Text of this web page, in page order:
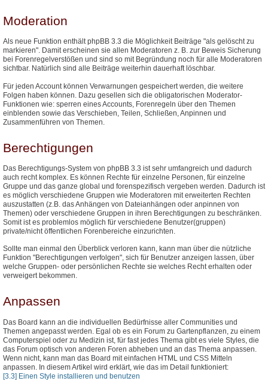
Moderation
Als neue Funktion enthält phpBB 3.3 die Möglichkeit Beiträge "als gelöscht zu
markieren". Damit erscheinen sie allen Moderatoren z. B. zur Beweis Sicherung
bei Forenregelverstößen und sind so mit Begründung noch für alle Moderatoren
sichtbar. Natürlich sind alle Beiträge weiterhin dauerhaft löschbar.
Für jeden Account können Verwarnungen gespeichert werden, die weitere
Folgen haben können. Dazu gesellen sich die obligatorischen Moderator-
Funktionen wie: sperren eines Accounts, Forenregeln über den Themen
einblenden sowie das Verschieben, Teilen, Schließen, Anpinnen und
Zusammenführen von Themen.
Berechtigungen
Das Berechtigungs-System von phpBB 3.3 ist sehr umfangreich und dadurch
auch recht komplex. Es können Rechte für einzelne Personen, für einzelne
Gruppe und das ganze global und forenspezifisch vergeben werden. Dadurch ist
es möglich verschiedene Gruppen wie Moderatoren mit erweiterten Rechten
auszustatten (z.B. das Anhängen von Dateianhängen oder anpinnen von
Themen) oder verschiedene Gruppen in ihren Berechtigungen zu beschränken.
Somit ist es problemlos möglich für verschiedene Benutzer(gruppen)
private/nicht öffentlichen Forenbereiche einzurichten.
Sollte man einmal den Überblick verloren kann, kann man über die nützliche
Funktion "Berechtigungen verfolgen", sich für Benutzer anzeigen lassen, über
welche Gruppen- oder persönlichen Rechte sie welches Recht erhalten oder
verweigert bekommen.
Anpassen
Das Board kann an die individuellen Bedürfnisse aller Communities und
Themen angepasst werden. Egal ob es ein Forum zu Gartenpflanzen, zu einem
Computerspiel oder zu Medizin ist, für fast jedes Thema gibt es viele Styles, die
das Forum optisch von anderen Foren abheben und an das Thema anpassen.
Wenn nicht, kann man das Board mit einfachen HTML und CSS Mitteln
anpassen. In diesem Artikel wird erklärt, wie das im Detail funktioniert:
[3.3] Einen Style installieren und benutzen